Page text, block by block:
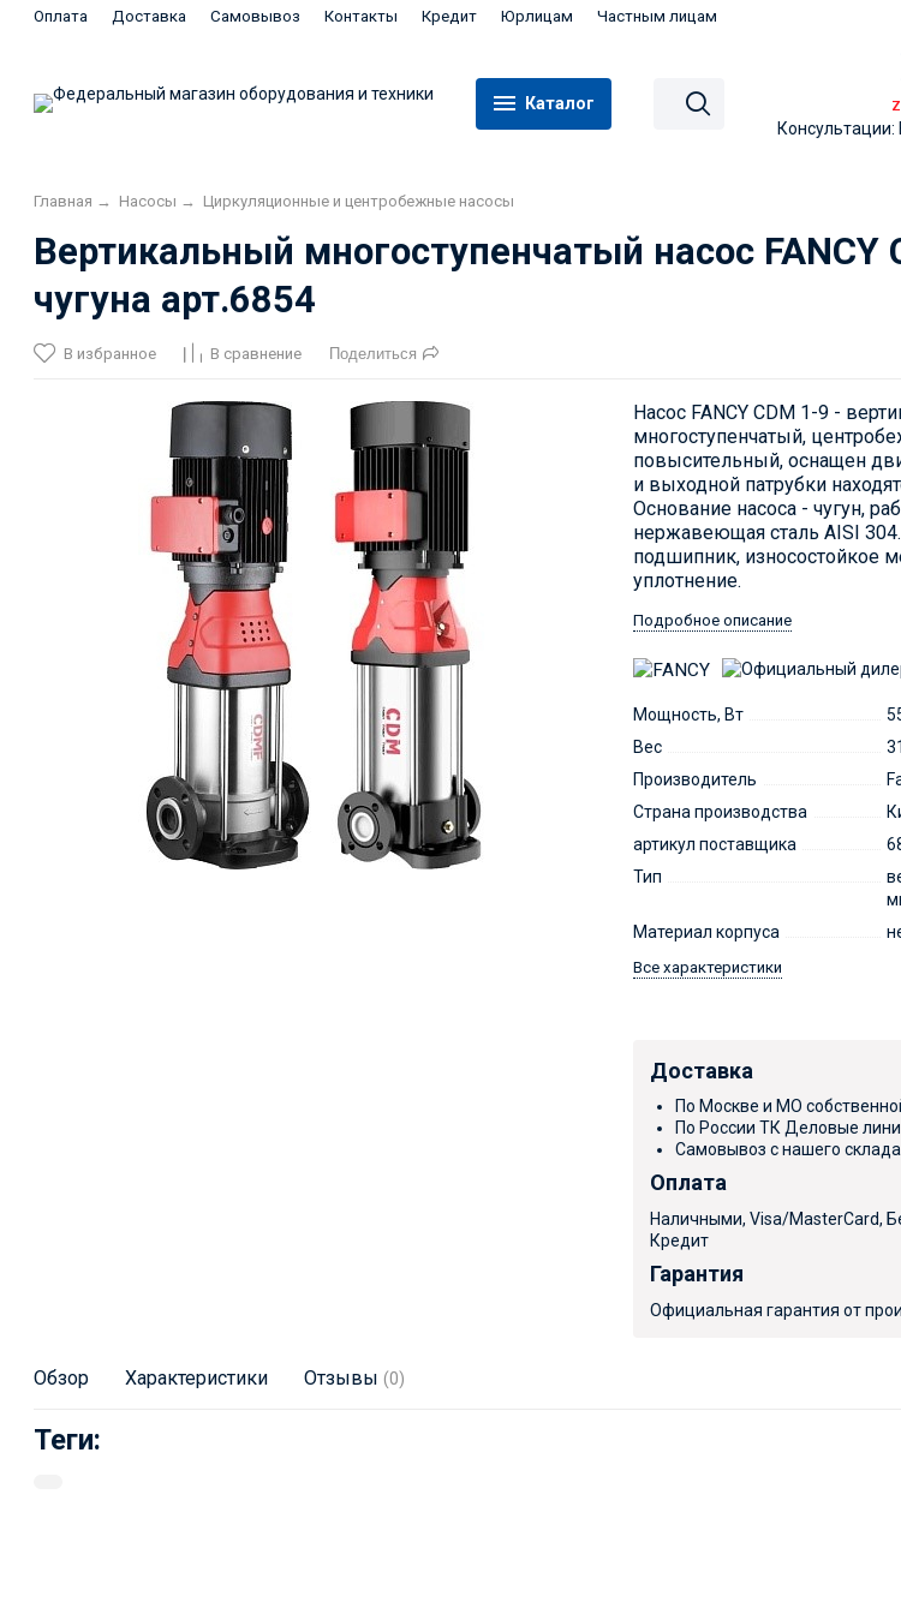
Оплата Доставка Самовывоз Контакты Кредит Юрлицам Частным лицам
Каталог
Главная → Насосы → Циркуляционные и центробежные насосы
Вертикальный многоступенчатый насос
чугуна арт.6854
В избранное В сравнение Поделиться
Насос FANCY CDM 1-9 -
многоступенчатый,
повысительный, оснащен
и выходной патрубки
Основание насоса - чугун,
нержавеющая сталь AISI
подшипник, износостойкое
уплотнение.
Подробное описание
Мощность, Вт
Вес
Производитель
Страна производства
артикул поставщика
Тип
Материал корпуса
Все характеристики
Доставка
По Москве и МО
По России ТК Деловые
Самовывоз с нашего
Оплата
Наличными, Visa/MasterCard,
Кредит
Гарантия
Официальная гарантия от
Обзор Характеристики Отзывы (0)
Теги: